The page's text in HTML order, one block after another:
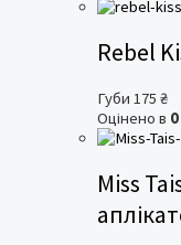
Rebel
Губи 175 ₴
Оцінено в 0
Miss